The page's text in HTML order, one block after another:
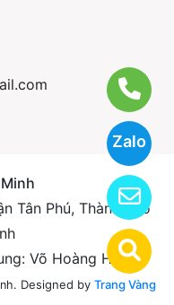
Zalo
Tân Phú, Thành phố
Võ Hoàng Hương
Designed by Trang Vàng